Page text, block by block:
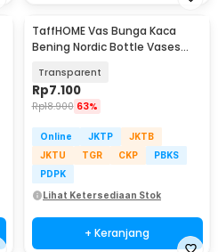
TaffHOME Vas Bunga Kaca
Bening Nordic Bottle Vases
Transparent
Rp7.100
Rp18.900 63%
Online JKTP
JKTB
JKTU
TGR CKP
PBKS
PDPK
Lihat Ketersediaan Stok
+ Keranjang